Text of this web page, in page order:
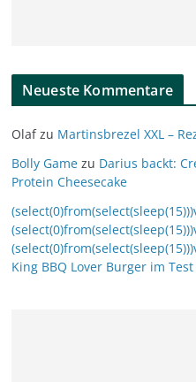
Neueste Kommentare
Olafzu Martinsbrezel XXL –
Bolly Game zu Darius backt:
Protein Cheesecake
King BBQ Lover Burger im Test